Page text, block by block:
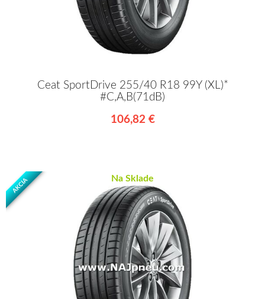
Ceat SportDrive 255/40 R18 99Y (XL)*
#C,A,B(71dB)
106,82 €
AKCIA Na Sklade